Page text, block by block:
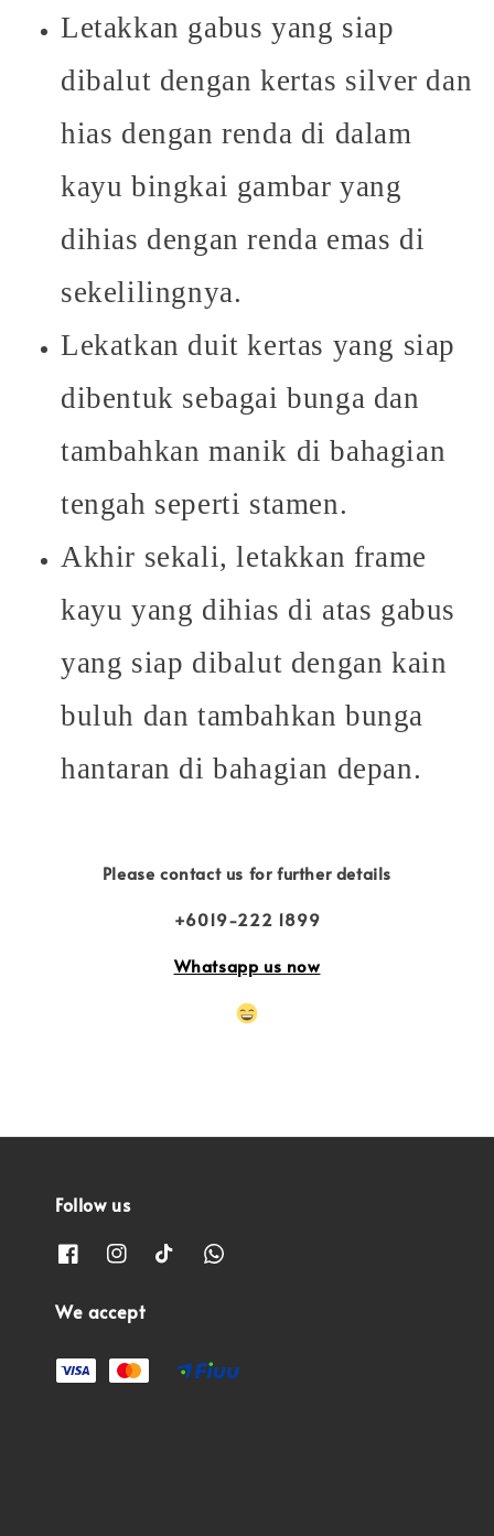
Letakkan gabus yang siap
dibalut dengan kertas silver dan
hias dengan renda di dalam
kayu bingkai gambar yang
dihias dengan renda emas di
sekelilingnya.
Lekatkan duit kertas yang siap
dibentuk sebagai bunga dan
tambahkan manik di bahagian
tengah seperti stamen.
Akhir sekali, letakkan frame
kayu yang dihias di atas gabus
yang siap dibalut dengan kain
buluh dan tambahkan bunga
hantaran di bahagian depan.
Please contact us for further details
+6019-222 1899
Whatsapp us now
Follow us
We accept